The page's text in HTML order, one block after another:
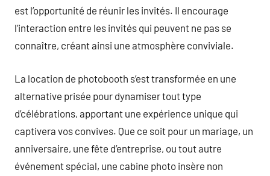
est l’opportunité de réunir les invités. Il encourage
l’interaction entre les invités qui peuvent ne pas se
connaître, créant ainsi une atmosphère conviviale.
La location de photobooth s’est transformée en une
alternative prisée pour dynamiser tout type
d’célébrations, apportant une expérience unique qui
captivera vos convives. Que ce soit pour un mariage, un
anniversaire, une fête d’entreprise, ou tout autre
événement spécial, une cabine photo insère non